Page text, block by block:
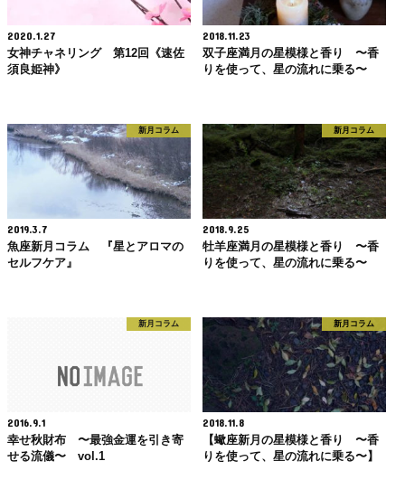
2020.1.27
女神チャネリング 第12回《速佐
須良姫神》
2018.11.23
双子座満月の星模様と香り 〜香
りを使って、星の流れに乗る〜
新月コラム
2019.3.7
魚座新月コラム 『星とアロマの
セルフケア』
新月コラム
2018.9.25
牡羊座満月の星模様と香り 〜香
りを使って、星の流れに乗る〜
新月コラム
2016.9.1
幸せ秋財布 〜最強金運を引き寄
せる流儀〜 vol.1
新月コラム
2018.11.8
【蠍座新月の星模様と香り 〜香
りを使って、星の流れに乗る〜】